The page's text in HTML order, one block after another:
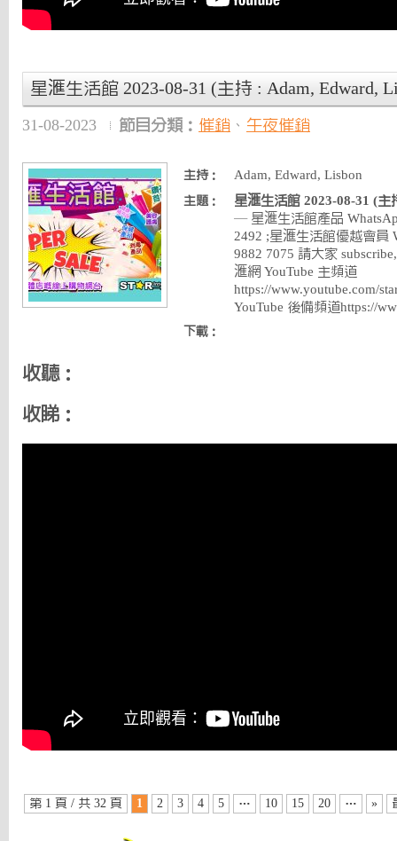
星滙生活館 2023-08-31 (主持 : Adam, Edward,
31-08-2023 節目分類： 催銷 、 午夜催銷
主持： Adam, Edward, Lisbon
主題：
星滙生活館 2023-08-31 (
— 星滙生活館產品
2492 ;星滙生活館優越會員
9882 7075 請大家
滙網 YouTube 主頻道
https://www.youtube.com/
YouTube 後備頻道https://
下載：
收聽：
收睇：
第 1 頁 / 共 32 頁 1 2 3 4 5 … 10 15 20 … »